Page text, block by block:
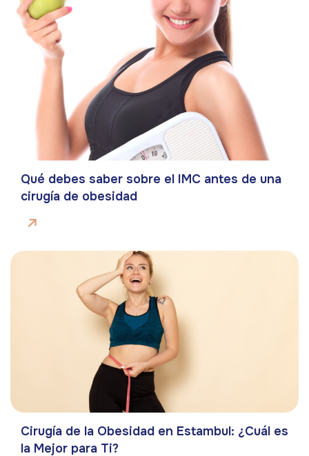
Qué debes saber sobre el IMC antes de una
cirugía de obesidad
Cirugía de la Obesidad en Estambul: ¿Cuál es
la Mejor para Ti?